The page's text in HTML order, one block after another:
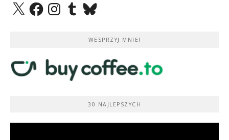
X FacebookInstagramTumblrBluesky
WESPRZYJ MNIE!
30 NAJLEPSZYCH